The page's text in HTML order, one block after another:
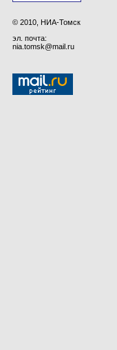
© 2010, НИА-Томск
эл. почта:
nia.tomsk@mail.ru